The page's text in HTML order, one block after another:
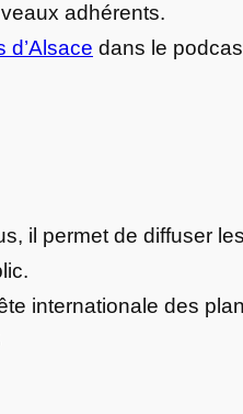
adhérents.
d’Alsace dans le
il permet de diffuser
internationale des